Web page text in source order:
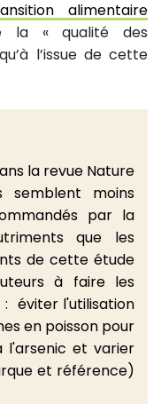
alimentaire
la « qualité des
l’issue de cette
la revue Nature
moins
par la
que les
de cette étude
à faire les
: éviter l'utilisation
en poisson pour
l'arsenic et varier
et référence)